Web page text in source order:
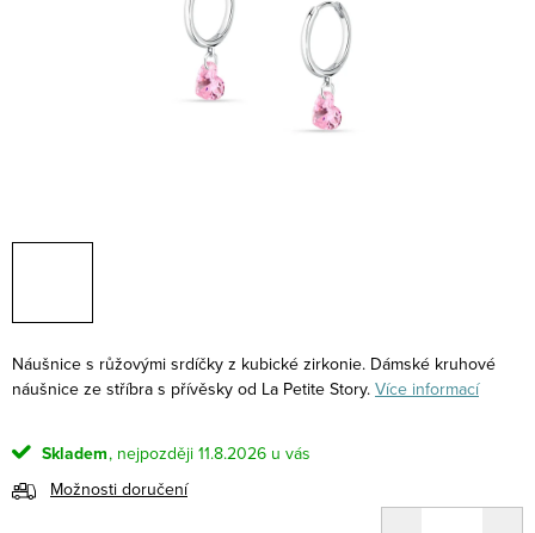
Náušnice s růžovými srdíčky z kubické zirkonie. Dámské kruhové
náušnice ze stříbra s přívěsky od La Petite Story. Více informací
Skladem
11.8.2026
Možnosti doručení